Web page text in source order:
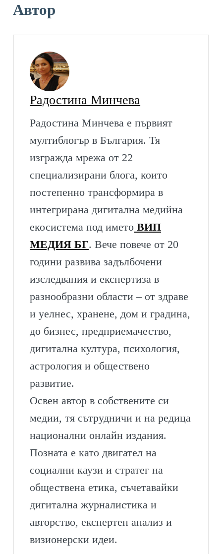
Автор
Радостина Минчева
Радостина Минчева е първият
мултиблогър в България. Тя
изгражда мрежа от 22
специализирани блога, които
постепенно трансформира в
интегрирана дигитална медийна
екосистема под името ВИП
МЕДИЯ БГ. Вече повече от 20
години развива задълбочени
изследвания и експертиза в
разнообразни области – от здраве
и уелнес, хранене, дом и градина,
до бизнес, предприемачество,
дигитална култура, психология,
астрология и обществено
развитие.
Освен автор в собствените си
медии, тя сътрудничи и на редица
национални онлайн издания.
Позната е като двигател на
социални каузи и стратег на
обществена етика, съчетавайки
дигитална журналистика и
авторство, експертен анализ и
визионерски идеи.